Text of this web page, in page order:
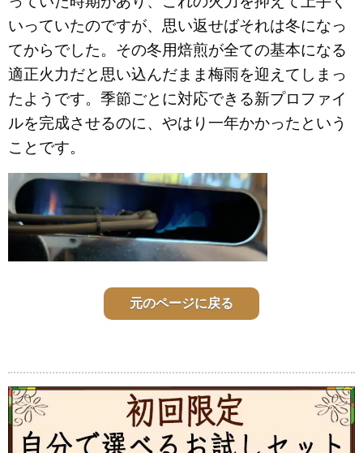
いっていたのですが、思い返せばそれは冬になっ
てからでした。その冬用焙煎が全ての基本になる
適正火力だと思い込んだまま梅雨を迎えてしまっ
たようです。季節ごとに対応できる新プロファイ
ルを完成させるのに、やはり一年かかったという
ことです。
元のページに戻る